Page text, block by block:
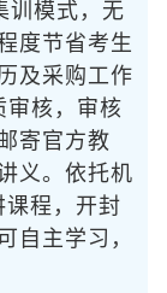
训模式，无
度节省考生
及采购工作
审核，审核
寄官方教
义。依托机
程，开封
自主学习，